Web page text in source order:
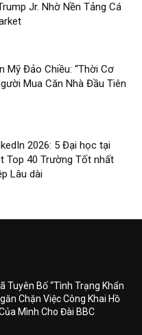
Jr. Nhờ Nền Tảng Cá
Mỹ Đảo Chiều: “Thời Cơ
Mua Căn Nhà Đầu Tiên
2026: 5 Đại học tại
Top 40 Trường Tốt nhất
Lâu dài
Tuyên Bố “Tình Trạng Khẩn
Chặn Việc Công Khai Hồ
Mình Cho Đài BBC